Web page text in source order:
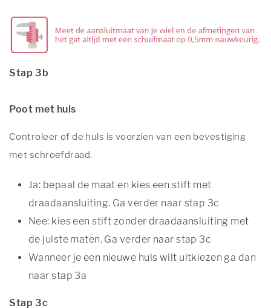
Stap 3b
Poot met huls
Controleer of de huls is voorzien van een bevestiging
met schroefdraad.
Ja: bepaal de maat en kies een stift met
draadaansluiting. Ga verder naar stap 3c
Nee: kies een stift zonder draadaansluiting met
de juiste maten. Ga verder naar stap 3c
Wanneer je een nieuwe huls wilt uitkiezen ga dan
naar stap 3a
Stap 3c